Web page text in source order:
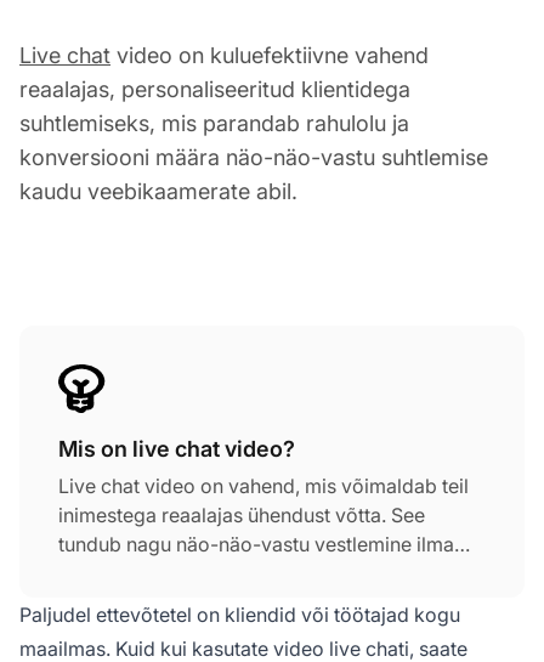
Live chat video on kuluefektiivne vahend
reaalajas, personaliseeritud klientidega
suhtlemiseks, mis parandab rahulolu ja
konversiooni määra näo-näo-vastu suhtlemise
kaudu veebikaamerate abil.
Mis on live chat video?
Live chat video on vahend, mis võimaldab teil
inimestega reaalajas ühendust võtta. See
tundub nagu näo-näo-vastu vestlemine ilma
seade kaamerate, mikrofoniga ja
internetiühendusega.
Paljudel ettevõtetel on kliendid või töötajad kogu
maailmas. Kuid kui kasutate video live chati, saate